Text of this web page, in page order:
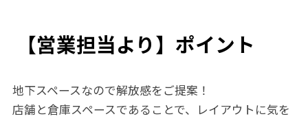
【営業担当より】ポイント
地下スペースなので解放感をご提案！
店舗と倉庫スペースであることで、レイアウトに気を